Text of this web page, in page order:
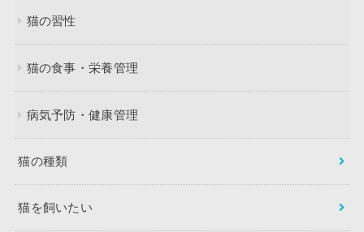
猫の習性
猫の食事・栄養管理
病気予防・健康管理
猫の種類
猫を飼いたい